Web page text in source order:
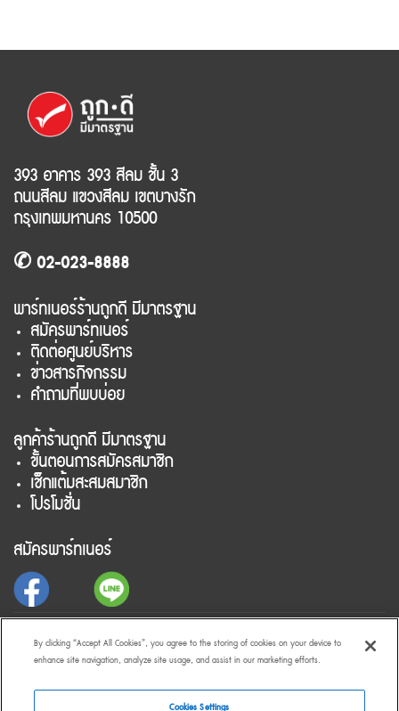
393 อาคาร 393 สีลม ชั้น 3
ถนนสีลม แขวงสีลม เขตบางรัก
กรุงเทพมหานคร 10500
✆ 02-023-8888
พาร์ทเนอร์ร้านถูกดี มีมาตรฐาน
สมัครพาร์ทเนอร์
ติดต่อศูนย์บริหาร
ข่าวสารกิจกรรม
คำถามที่พบบ่อย
ลูกค้าร้านถูกดี มีมาตรฐาน
ขั้นตอนการสมัครสมาชิก
เช็กแต้มสะสมสมาชิก
โปรโมชั่น
สมัครพาร์ทเนอร์
By clicking “Accept All Cookies”, you agree to the storing of cookies on your device to
enhance site navigation, analyze site usage, and assist in our marketing efforts.
Cookies Settings